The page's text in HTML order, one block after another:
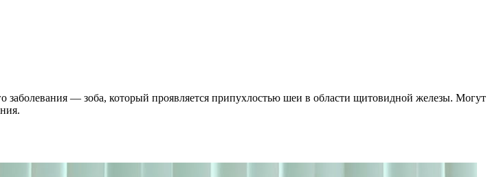
— зоба, который проявляется припухлостью шеи в области щитовидной железы. Могут